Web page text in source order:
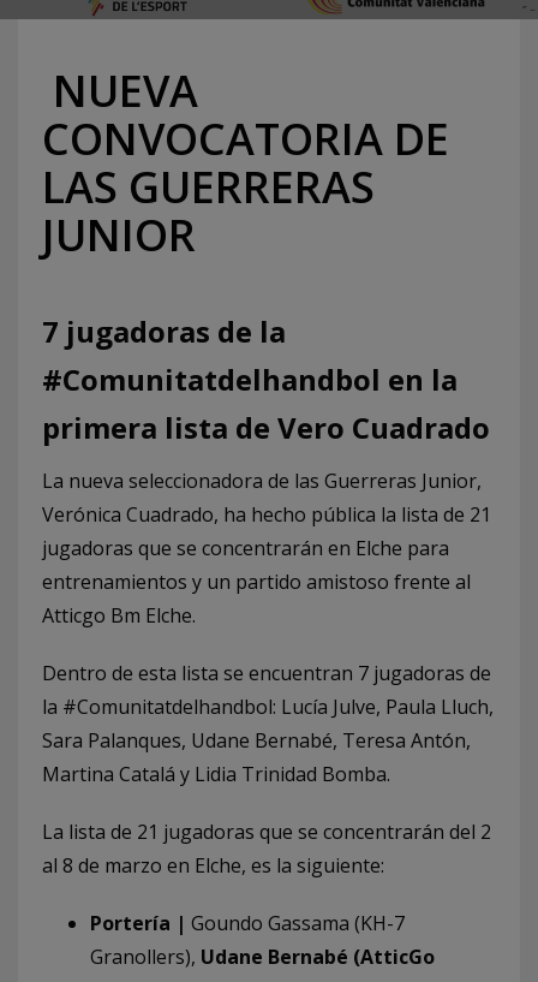
NUEVA
CONVOCATORIA DE
LAS GUERRERAS
JUNIOR
7 jugadoras de la
#Comunitatdelhandbol en la
primera lista de Vero Cuadrado
La nueva seleccionadora de las Guerreras Junior,
Verónica Cuadrado, ha hecho pública la lista de 21
jugadoras que se concentrarán en Elche para
entrenamientos y un partido amistoso frente al
Atticgo Bm Elche.
Dentro de esta lista se encuentran 7 jugadoras de
la #Comunitatdelhandbol: Lucía Julve, Paula Lluch,
Sara Palanques, Udane Bernabé, Teresa Antón,
Martina Catalá y Lidia Trinidad Bomba.
La lista de 21 jugadoras que se concentrarán del 2
al 8 de marzo en Elche, es la siguiente:
Portería | Goundo Gassama (KH-7
Granollers), Udane Bernabé (AtticGo